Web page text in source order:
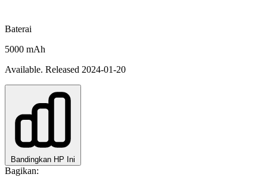
Baterai
5000 mAh
Available. Released 2024-01-20
Bandingkan HP Ini
Bagikan: